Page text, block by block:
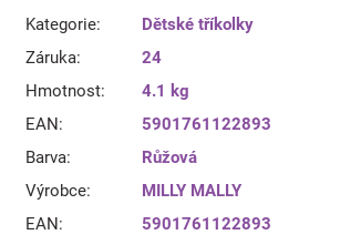
Kategorie:
Dětské tříkolky
Záruka:
24
Hmotnost:
4.1 kg
EAN:
5901761122893
Barva:
Růžová
Výrobce:
MILLY MALLY
EAN: 5901761122893